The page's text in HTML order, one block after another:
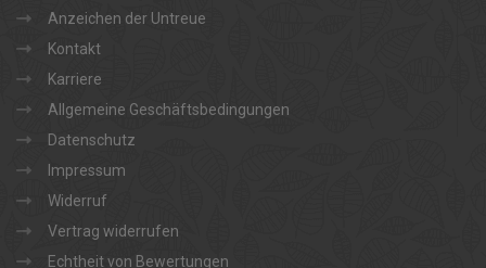
Anzeichen der Untreue
Kontakt
Karriere
Allgemeine Geschäftsbedingungen
Datenschutz
Impressum
Widerruf
Vertrag widerrufen
Echtheit von Bewertungen